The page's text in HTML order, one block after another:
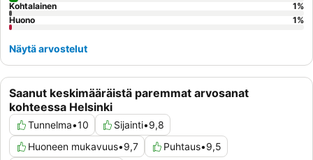
Saanut keskimääräistä paremmat arvosanat
kohteessa Helsinki
Tunnelma•10 Sijainti•9,8
Huoneen mukavuus•9,7 Puhtaus•9,5
Kohtalainen
1%
Huono
1%
Näytä arvostelut